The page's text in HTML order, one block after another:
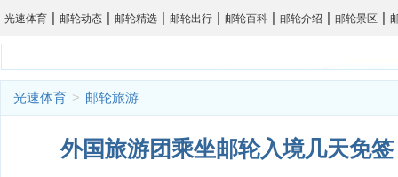
光速体育 | 邮轮动态 | 邮轮精选 | 邮轮出行 | 邮轮百科 | 邮轮介绍 | 邮轮景区 |
光速体育 > 邮轮旅游
外国旅游团乘坐邮轮入境几天免